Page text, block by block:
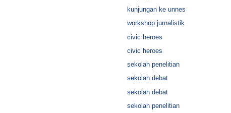
kunjungan ke unnes
workshop jurnalistik
civic heroes
civic heroes
sekolah penelitian
sekolah debat
sekolah debat
sekolah penelitian